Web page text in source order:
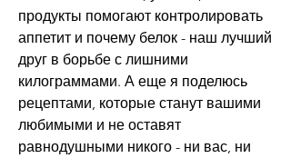
продукты помогают контролировать
аппетит и почему белок - наш лучший
друг в борьбе с лишними
килограммами. А еще я поделюсь
рецептами, которые станут вашими
любимыми и не оставят
равнодушными никого - ни вас, ни